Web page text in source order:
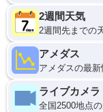
2週間天気
2週間先までの
アメダス
アメダスの最
ライブカメラ
全国2500地点